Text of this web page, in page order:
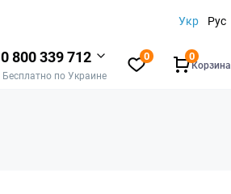
Укр Рус
0 800 339 712
Бесплатно по Украине
0
Корзина
0